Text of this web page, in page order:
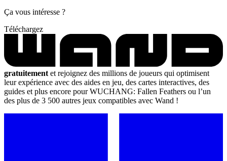
Ça vous intéresse ?
Téléchargez
gratuitement et rejoignez des millions de joueurs qui optimisent
leur expérience avec des aides en jeu, des cartes interactives, des
guides et plus encore pour WUCHANG: Fallen Feathers ou l’un
des plus de 3 500 autres jeux compatibles avec Wand !